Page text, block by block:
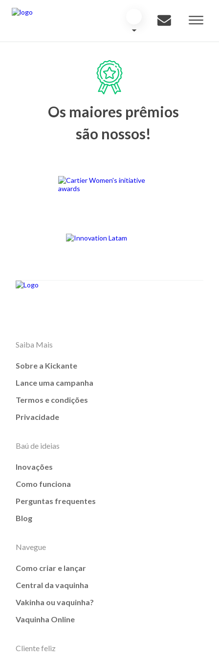
Os maiores prêmios
são nossos!
Saiba Mais
Sobre a Kickante
Lance uma campanha
Termos e condições
Privacidade
Baú de ideias
Inovações
Como funciona
Perguntas frequentes
Blog
Navegue
Como criar e lançar
Central da vaquinha
Vakinha ou vaquinha?
Vaquinha Online
Cliente feliz